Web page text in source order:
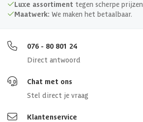
Luxe assortiment tegen scherpe prijzen
Maatwerk: We maken het betaalbaar.
076 - 80 801 24
Direct antwoord
Chat met ons
Stel direct je vraag
Klantenservice